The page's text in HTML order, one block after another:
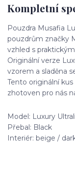
Kompletní
Pouzdra Musafia
pouzdrům značky
vzhled s
Originální verze
vzorem a sladěna
Tento originální
zhotoven pro nás
Model: Luxury
Přebal: Black
Interiér: beige /